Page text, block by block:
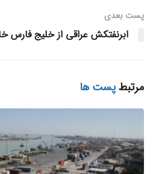
هم‌زمان با جهش قیمت جهانی
رفت و حملات
نیز به فشار‌ها افزود و هزینه
برد.
پست‌ بعدی
ابرنفتکش عراقی از خلیج فارس
مرتبطپست ها